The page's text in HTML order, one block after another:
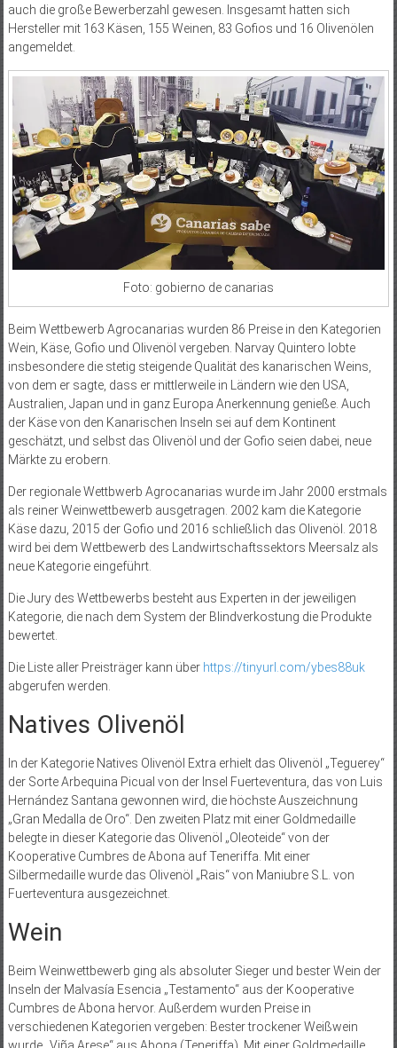
auch die große Bewerberzahl gewesen. Insgesamt hatten sich
Hersteller mit 163 Käsen, 155 Weinen, 83 Gofios und 16 Olivenölen
angemeldet.
Foto: gobierno de canarias
Beim Wettbewerb Agrocanarias wurden 86 Preise in den Kategorien
Wein, Käse, Gofio und Olivenöl vergeben. Narvay Quintero lobte
insbesondere die stetig steigende Qualität des kanarischen Weins,
von dem er sagte, dass er mittlerweile in Ländern wie den USA,
Australien, Japan und in ganz Europa Anerkennung genieße. Auch
der Käse von den Kanarischen Inseln sei auf dem Kontinent
geschätzt, und selbst das Olivenöl und der Gofio seien dabei, neue
Märkte zu erobern.
Der regionale Wettbwerb Agrocanarias wurde im Jahr 2000 erstmals
als reiner Weinwettbewerb ausgetragen. 2002 kam die Kategorie
Käse dazu, 2015 der Gofio und 2016 schließlich das Olivenöl. 2018
wird bei dem Wettbewerb des Landwirtschaftssektors Meersalz als
neue Kategorie eingeführt.
Die Jury des Wettbewerbs besteht aus Experten in der jeweiligen
Kategorie, die nach dem System der Blindverkostung die Produkte
bewertet.
Die Liste aller Preisträger kann über https://tinyurl.com/ybes88uk
abgerufen werden.
Natives Olivenöl
In der Kategorie Natives Olivenöl Extra erhielt das Olivenöl „Teguerey“
der Sorte Arbequina Picual von der Insel Fuerteventura, das von Luis
Hernández Santana gewonnen wird, die höchste Auszeichnung
„Gran Medalla de Oro“. Den zweiten Platz mit einer Goldmedaille
belegte in dieser Kategorie das Olivenöl „Oleoteide“ von der
Kooperative Cumbres de Abona auf Teneriffa. Mit einer
Silbermedaille wurde das Olivenöl „Rais“ von Maniubre S.L. von
Fuerteventura ausgezeichnet.
Wein
Beim Weinwettbewerb ging als absoluter Sieger und bester Wein der
Inseln der Malvasía Esencia „Testamento“ aus der Kooperative
Cumbres de Abona hervor. Außerdem wurden Preise in
verschiedenen Kategorien vergeben: Bester trockener Weißwein
wurde „Viña Arese“ aus Abona (Teneriffa). Mit einer Goldmedaille